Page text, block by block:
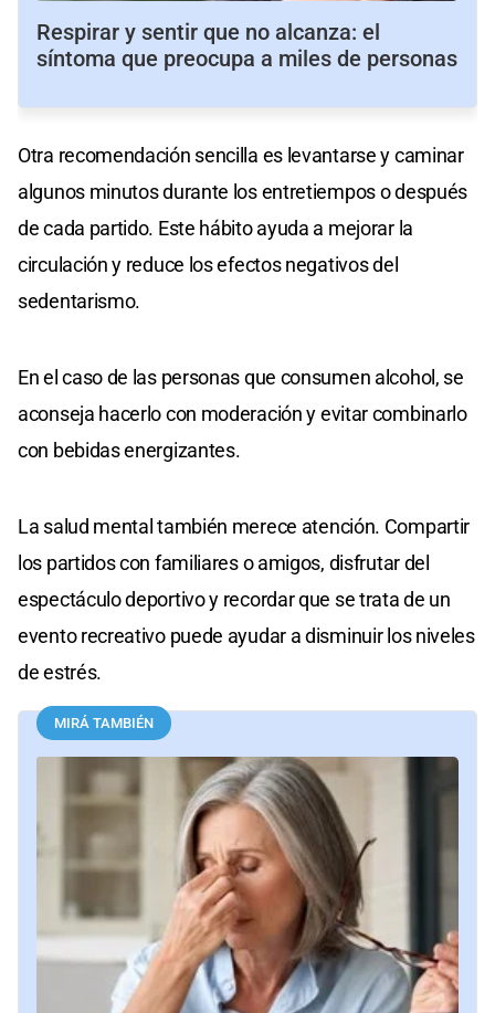
Respirar y sentir que no alcanza: el
síntoma que preocupa a miles de personas
Otra recomendación sencilla es levantarse y caminar
algunos minutos durante los entretiempos o después
de cada partido. Este hábito ayuda a mejorar la
circulación y reduce los efectos negativos del
sedentarismo.
En el caso de las personas que consumen alcohol, se
aconseja hacerlo con moderación y evitar combinarlo
con bebidas energizantes.
La salud mental también merece atención. Compartir
los partidos con familiares o amigos, disfrutar del
espectáculo deportivo y recordar que se trata de un
evento recreativo puede ayudar a disminuir los niveles
de estrés.
MIRÁ TAMBIÉN